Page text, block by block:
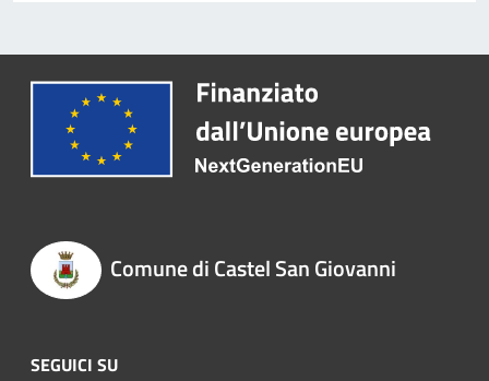
Comune di Castel San Giovanni
SEGUICI SU